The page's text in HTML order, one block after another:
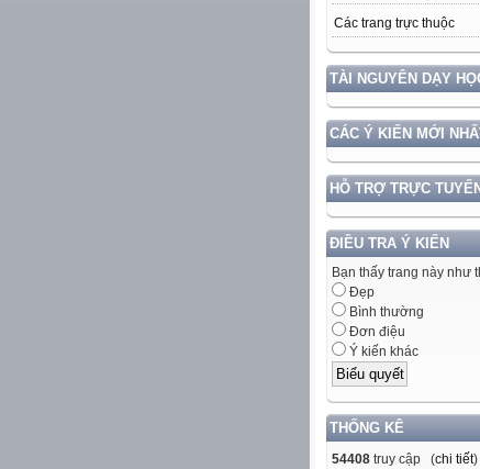
Các trang trực thuộc
TÀI NGUYÊN DẠY
CÁC Ý KIẾN MỚI
HỖ TRỢ TRỰC TUYẾN
ĐIỀU TRA Ý KIẾN
Bạn thấy trang này như
Đẹp
Bình thường
Đơn điệu
Ý kiến khác
THỐNG KÊ
54408 truy cập (chi tiết)